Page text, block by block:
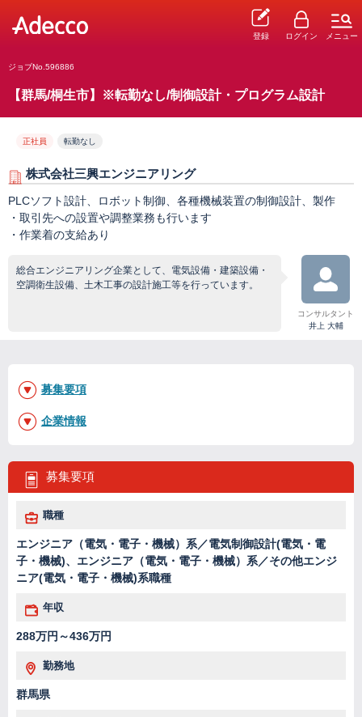
登録 ログイン メニュー
ジョブNo.596886
【群馬/桐生市】※転勤なし/制御設計・プログラム設計
正社員 転勤なし
株式会社三興エンジニアリング
PLCソフト設計、ロボット制御、各種機械装置の制御設計、製作
・取引先への設置や調整業務も行います
・作業着の支給あり
総合エンジニアリング企業として、電気設備・建築設備・
空調衛生設備、土木工事の設計施工等を行っています。
コンサルタント
井上 大輔
募集要項
職種
エンジニア（電気・電子・機械）系／電気制御設計(電気・電
子・機械)、エンジニア（電気・電子・機械）系／その他エンジ
ニア(電気・電子・機械)系職種
年収
288万円～436万円
勤務地
群馬県
募集要項
企業情報